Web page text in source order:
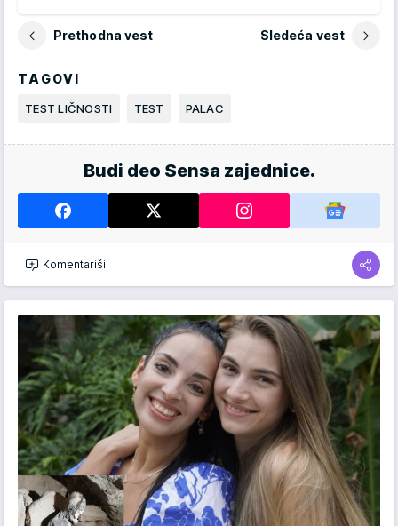
Prethodna vest Sledeća vest
TAGOVI
TEST LIČNOSTI TEST PALAC
Budi deo Sensa zajednice.
Komentariši